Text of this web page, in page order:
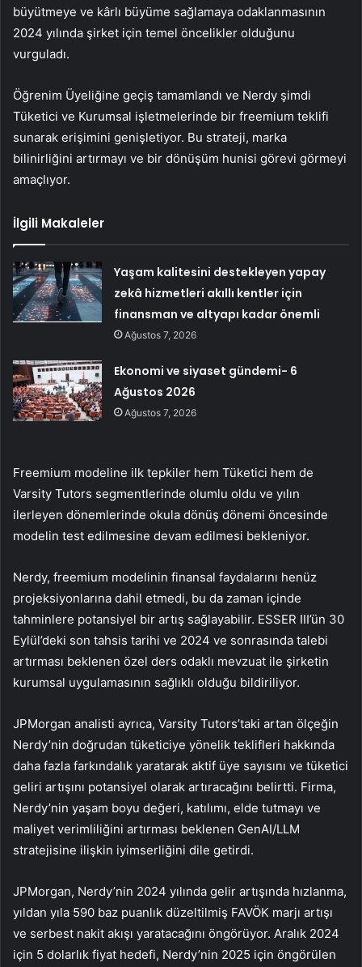
büyütmeye ve kârlı büyüme sağlamaya odaklanmasının
2024 yılında şirket için temel öncelikler olduğunu
vurguladı.
Öğrenim Üyeliğine geçiş tamamlandı ve Nerdy şimdi
Tüketici ve Kurumsal işletmelerinde bir freemium teklifi
sunarak erişimini genişletiyor. Bu strateji, marka
bilinirliğini artırmayı ve bir dönüşüm hunisi görevi görmeyi
amaçlıyor.
İlgili Makaleler
Yaşam kalitesini destekleyen yapay
zekâ hizmetleri akıllı kentler için
finansman ve altyapı kadar önemli
Ağustos 7, 2026
Ekonomi ve siyaset gündemi- 6
Ağustos 2026
Ağustos 7, 2026
Freemium modeline ilk tepkiler hem Tüketici hem de
Varsity Tutors segmentlerinde olumlu oldu ve yılın
ilerleyen dönemlerinde okula dönüş dönemi öncesinde
modelin test edilmesine devam edilmesi bekleniyor.
Nerdy, freemium modelinin finansal faydalarını henüz
projeksiyonlarına dahil etmedi, bu da zaman içinde
tahminlere potansiyel bir artış sağlayabilir. ESSER III’ün 30
Eylül’deki son tahsis tarihi ve 2024 ve sonrasında talebi
artırması beklenen özel ders odaklı mevzuat ile şirketin
kurumsal uygulamasının sağlıklı olduğu bildiriliyor.
JPMorgan analisti ayrıca, Varsity Tutors’taki artan ölçeğin
Nerdy’nin doğrudan tüketiciye yönelik teklifleri hakkında
daha fazla farkındalık yaratarak aktif üye sayısını ve tüketici
geliri artışını potansiyel olarak artıracağını belirtti. Firma,
Nerdy’nin yaşam boyu değeri, katılımı, elde tutmayı ve
maliyet verimliliğini artırması beklenen GenAI/LLM
stratejisine ilişkin iyimserliğini dile getirdi.
JPMorgan, Nerdy’nin 2024 yılında gelir artışında hızlanma,
yıldan yıla 590 baz puanlık düzeltilmiş FAVÖK marjı artışı
ve serbest nakit akışı yaratacağını öngörüyor. Aralık 2024
için 5 dolarlık fiyat hedefi, Nerdy’nin 2025 için öngörülen